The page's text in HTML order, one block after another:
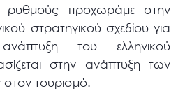
ρυθμούς προχωράμε στην
στρατηγικού σχεδίου για
του ελληνικού
στην ανάπτυξη των
στον τουρισμό.